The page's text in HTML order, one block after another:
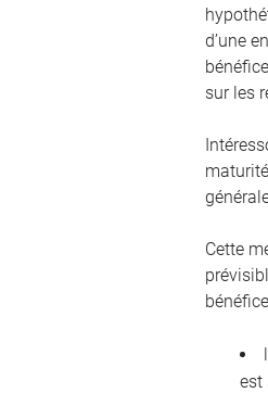
d’une
sur les
Cette
est